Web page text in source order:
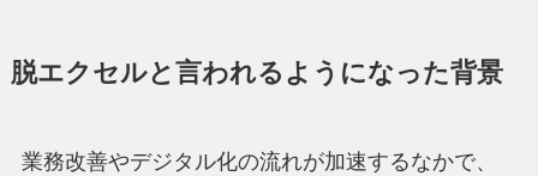
脱エクセルと言われるようになった背景
業務改善やデジタル化の流れが加速するなかで、